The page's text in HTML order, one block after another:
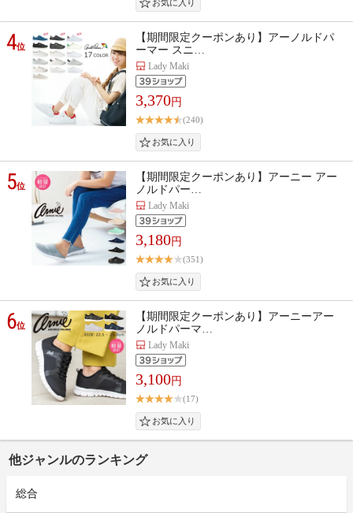
4位
【期間限定クーポンあり】アーノルドパ
ーマー スニ…
Lady Maki
3,370円
(240)
5位
【期間限定クーポンあり】アーニー アー
ノルドパー…
Lady Maki
3,180円
(351)
6位
【期間限定クーポンあり】アーニーアー
ノルドパーマ…
Lady Maki
3,100円
(17)
他ジャンルのランキング
総合